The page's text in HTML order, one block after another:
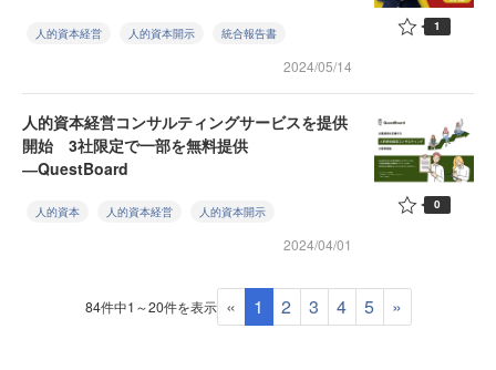
人的資本経営 人的資本開示 統合報告書
2024/05/14
1
人的資本経営コンサルティングサービスを提供
開始 3社限定で一部を無料提供
―QuestBoard
人的資本 人的資本経営 人的資本開示
2024/04/01
0
84件中1～20件を表示 « 1 2 3 4 5 »